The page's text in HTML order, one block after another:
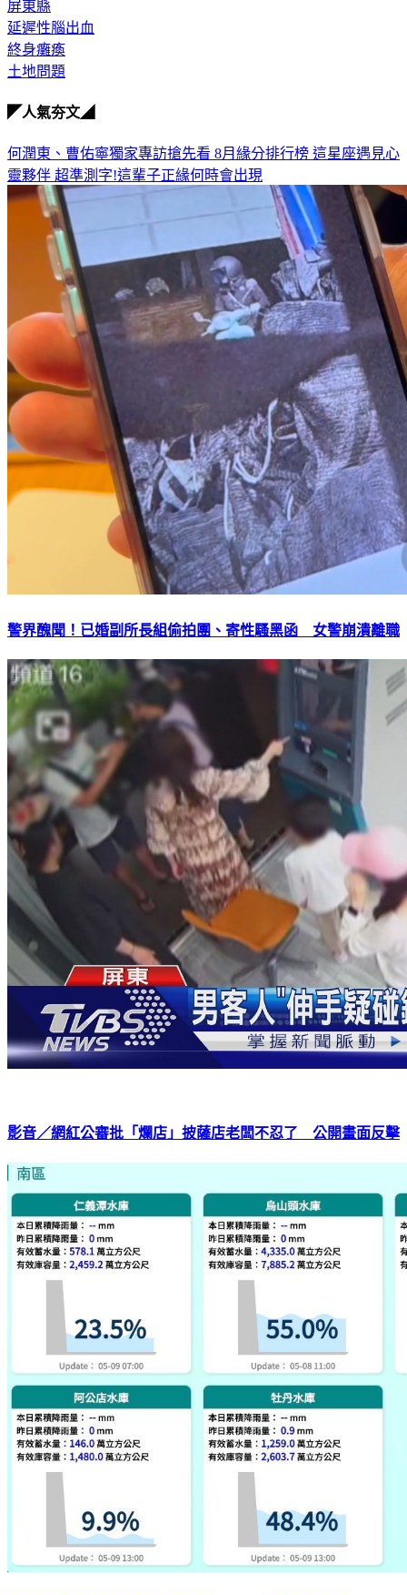
屏東縣
延遲性腦出血
終身癱瘓
土地問題
◤人氣夯文◢
何潤東、曹佑寧獨家專訪搶先看 8月緣分排行榜 這星座遇見心
靈夥伴 超準測字!這輩子正緣何時會出現
警界醜聞！已婚副所長組偷拍團、寄性騷黑函 女警崩潰離職
影音／網紅公審批「爛店」披薩店老闆不忍了 公開畫面反擊